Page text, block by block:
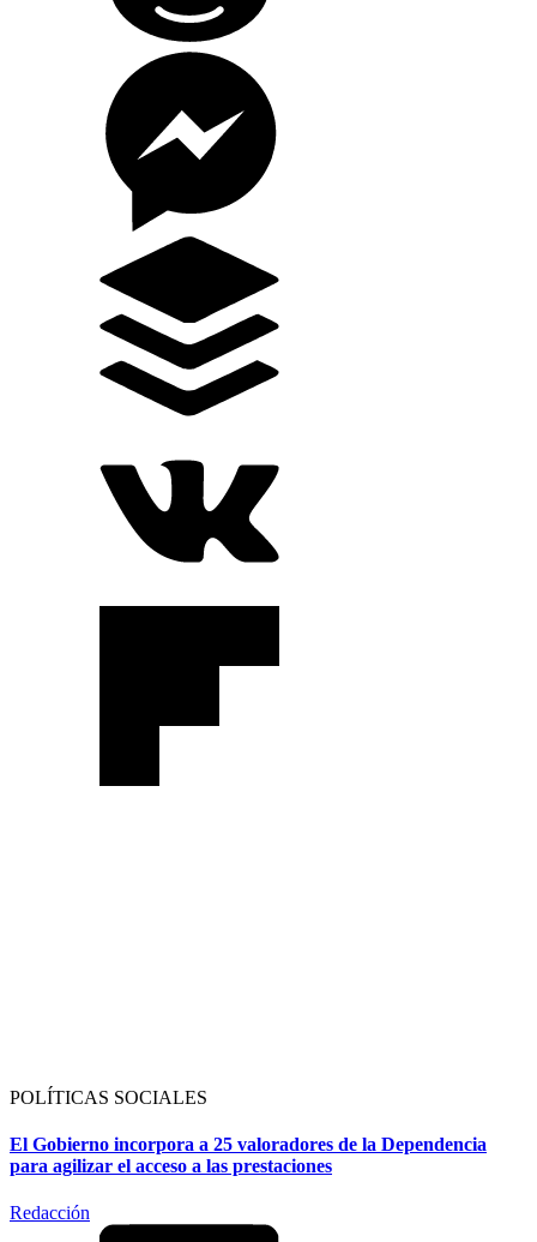
POLÍTICAS SOCIALES
El Gobierno incorpora a 25 valoradores de la Dependencia
para agilizar el acceso a las prestaciones
Redacción